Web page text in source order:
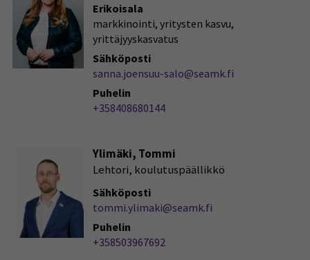
Erikoisala
markkinointi, yritysten kasvu,
yrittäjyyskasvatus
Sähköposti
sanna.joensuu-salo@seamk.fi
Puhelin
+358408680144
Ylimäki, Tommi
Lehtori, koulutuspäällikkö
Sähköposti
tommi.ylimaki@seamk.fi
Puhelin
+358503967692